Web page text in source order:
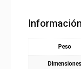
Peso
Dimensiones